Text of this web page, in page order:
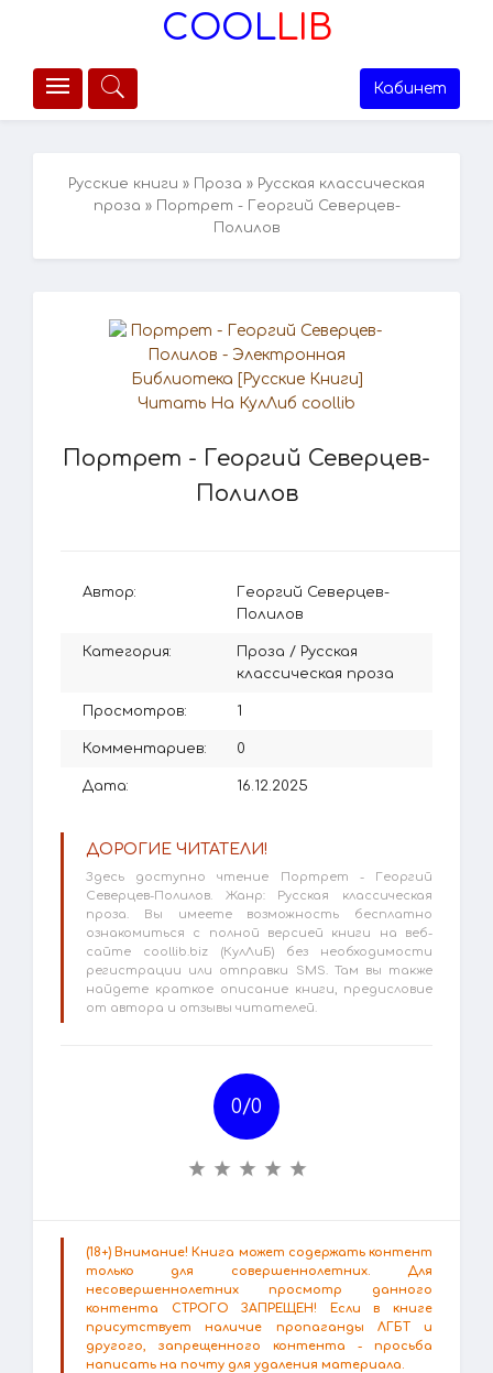
COOLLIB
Кабинет
Русские книги » Проза » Русская классическая
проза » Портрет - Георгий Северцев-
Полилов
Портрет - Георгий Северцев-
Полилов
Автор:
Георгий Северцев-
Полилов
Категория: Проза / Русская
классическая проза
Просмотров: 1
Комментариев: 0
Дата: 16.12.2025
ДОРОГИЕ ЧИТАТЕЛИ!
Здесь доступно чтение Портрет - Георгий
Северцев-Полилов. Жанр: Русская классическая
проза. Вы имеете возможность бесплатно
ознакомиться с полной версией книги на веб-
сайте coollib.biz (КулЛиБ) без необходимости
регистрации или отправки SMS. Там вы также
найдете краткое описание книги, предисловие
от автора и отзывы читателей.
0/0
(18+) Внимание! Книга может содержать контент
только для совершеннолетних. Для
несовершеннолетних просмотр данного
контента СТРОГО ЗАПРЕЩЕН! Если в книге
присутствует наличие пропаганды ЛГБТ и
другого, запрещенного контента - просьба
написать на почту для удаления материала.